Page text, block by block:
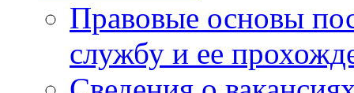
Правовые основы
службу и ее